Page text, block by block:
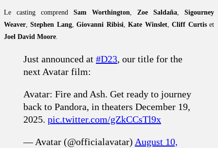
Le casting comprend Sam Worthington, Zoe Saldaña, Sigourney
Weaver,Stephen Lang,Giovanni Ribisi,Kate Winslet,Cliff Curtiset
Joel David Moore.
Just announced at #D23, our title for the
next Avatar film:
Avatar: Fire and Ash. Get ready to journey
back to Pandora, in theaters December 19,
2025. pic.twitter.com/gZkCCsTl9x
— Avatar (@officialavatar) August 10,